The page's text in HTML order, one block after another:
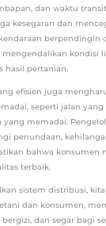
dan waktu
kesegaran dan
berpendingin
kondisi
hasil pertanian.
efisien juga
seperti jalan
memadai.
penundaan,
bahwa konsumen
terbaik.
sistem distribusi,
dan konsumen,
dan segar bagi